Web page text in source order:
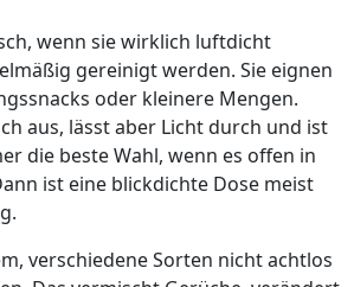
wenn sie wirklich luftdicht
gereinigt werden. Sie eignen
oder kleinere Mengen.
aus, lässt aber Licht durch und ist
die beste Wahl, wenn es offen in
ist eine blickdichte Dose meist
verschiedene Sorten nicht achtlos